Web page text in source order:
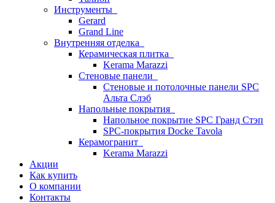
Инструменты
Gerard
Grand Line
Внутренняя отделка
Керамическая плитка
Kerama Marazzi
Стеновые панели
Стеновые и потолочные панели SPC
Альта Слэб
Напольные покрытия
Напольное покрытие SPC Гранд Стэп
SPC-покрытия Docke Tavola
Керамогранит
Kerama Marazzi
Акции
Как купить
О компании
Контакты